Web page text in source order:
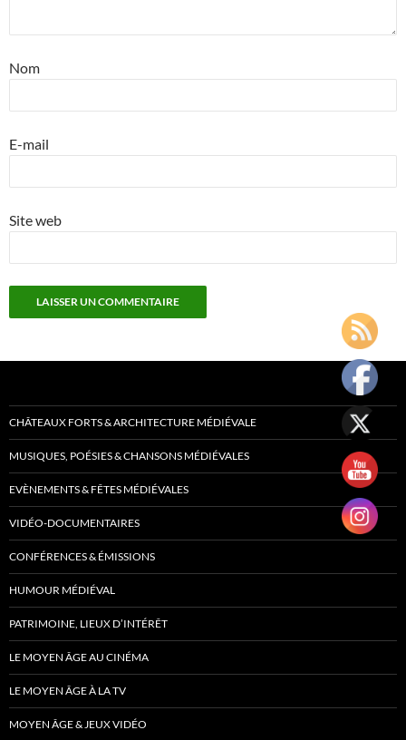
Nom
E-mail
Site web
CHÂTEAUX FORTS & ARCHITECTURE MÉDIÉVALE
MUSIQUES, POÉSIES & CHANSONS MÉDIÉVALES
EVÈNEMENTS & FÊTES MÉDIÉVALES
VIDÉO-DOCUMENTAIRES
CONFÉRENCES & ÉMISSIONS
HUMOUR MÉDIÉVAL
PATRIMOINE, LIEUX D’INTÉRÊT
LE MOYEN ÂGE AU CINÉMA
LE MOYEN ÂGE À LA TV
MOYEN ÂGE & JEUX VIDÉO